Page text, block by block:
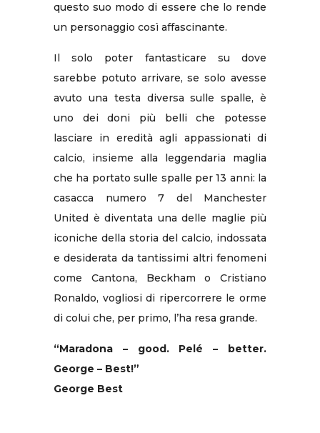
questo suo modo di essere che lo rende
un personaggio così affascinante.
Il solo poter fantasticare su dove
sarebbe potuto arrivare, se solo avesse
avuto una testa diversa sulle spalle, è
uno dei doni più belli che potesse
lasciare in eredità agli appassionati di
calcio, insieme alla leggendaria maglia
che ha portato sulle spalle per 13 anni: la
casacca numero 7 del Manchester
United è diventata una delle maglie più
iconiche della storia del calcio, indossata
e desiderata da tantissimi altri fenomeni
come Cantona, Beckham o Cristiano
Ronaldo, vogliosi di ripercorrere le orme
di colui che, per primo, l’ha resa grande.
“Maradona – good. Pelé – better.
George – Best!”
George Best